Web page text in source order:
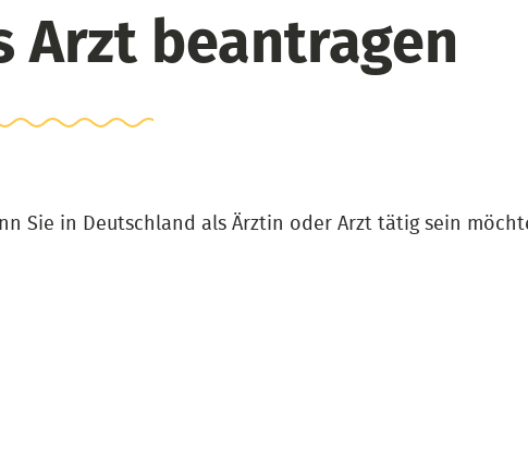
Arzt beantragen
Sie in Deutschland als Ärztin oder Arzt tätig sein